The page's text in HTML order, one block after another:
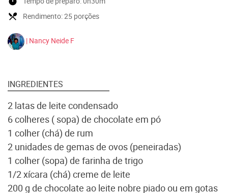
local_dining Rendimento:25 porções
| Nancy Neide F
INGREDIENTES
2 latas de leite condensado
6 colheres ( sopa) de chocolate em pó
1 colher (chá) de rum
2 unidades de gemas de ovos (peneiradas)
1 colher (sopa) de farinha de trigo
1/2 xícara (chá) creme de leite
200 g de chocolate ao leite nobre piado ou em gotas